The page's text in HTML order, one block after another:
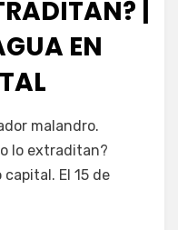
|
EN
malandro.
lo extraditan?
El 15 de